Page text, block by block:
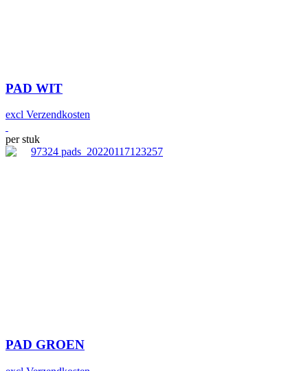
PAD WIT
excl Verzendkosten
per stuk
PAD GROEN